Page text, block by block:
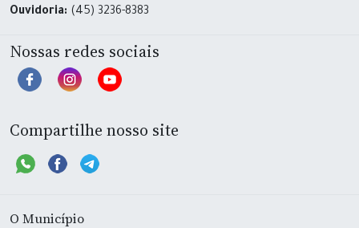
Ouvidoria: (45) 3236-8383
Nossas redes sociais
Compartilhe nosso site
O Município